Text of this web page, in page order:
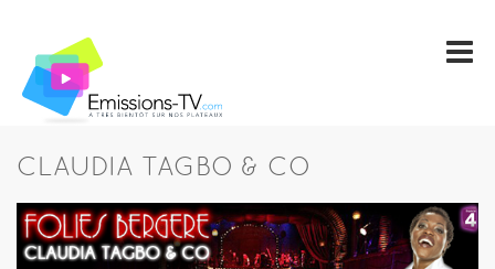
CLAUDIA TAGBO & CO